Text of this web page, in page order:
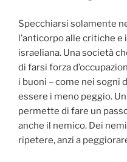
Specchiarsi solamente
l’anticorpo alle critiche
israeliana. Una società
di farsi forza
i buoni – come nei sogni
essere i meno peggio.
permette di fare un
anche il nemico. Dei
ripetere, anzi a